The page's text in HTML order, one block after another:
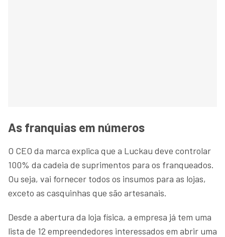
As franquias em números
O CEO da marca explica que a Luckau deve controlar
100% da cadeia de suprimentos para os franqueados.
Ou seja, vai fornecer todos os insumos para as lojas,
exceto as casquinhas que são artesanais.
Desde a abertura da loja física, a empresa já tem uma
lista de 12 empreendedores interessados em abrir uma